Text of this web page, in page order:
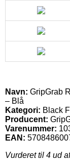
Navn: GripGrab
– Blå
Kategori: Black
Producent:
Varenummer:
EAN:
Vurderet til 4 ud